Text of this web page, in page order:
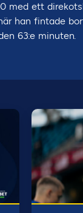
med ett
han fintade
63:e minuten.